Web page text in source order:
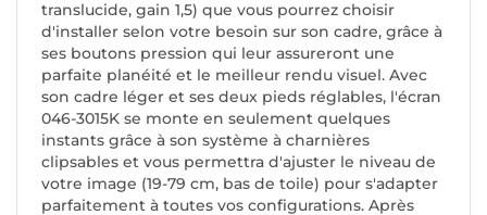
translucide, gain 1,5) que vous pourrez choisir
d'installer selon votre besoin sur son cadre, grâce à
ses boutons pression qui leur assureront une
parfaite planéité et le meilleur rendu visuel. Avec
son cadre léger et ses deux pieds réglables, l'écran
046-3015K se monte en seulement quelques
instants grâce à son système à charnières
clipsables et vous permettra d'ajuster le niveau de
votre image (19-79 cm, bas de toile) pour s'adapter
parfaitement à toutes vos configurations. Après